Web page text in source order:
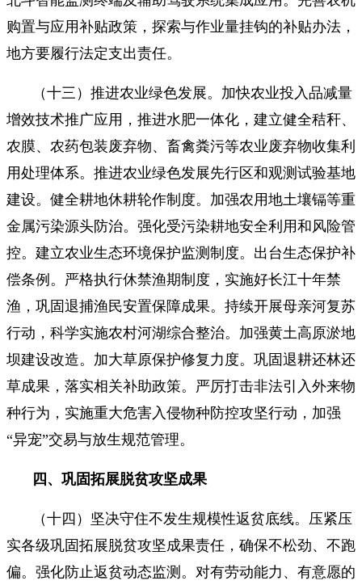
购置与应用补贴政策，探索与作业量挂钩的补贴办法，
地方要履行法定支出责任。
（十三）推进农业绿色发展。加快农业投入品减量
增效技术推广应用，推进水肥一体化，建立健全秸秆、
农膜、农药包装废弃物、畜禽粪污等农业废弃物收集利
用处理体系。推进农业绿色发展先行区和观测试验基地
建设。健全耕地休耕轮作制度。加强农用地土壤镉等重
金属污染源头防治。强化受污染耕地安全利用和风险管
控。建立农业生态环境保护监测制度。出台生态保护补
偿条例。严格执行休禁渔期制度，实施好长江十年禁
渔，巩固退捕渔民安置保障成果。持续开展母亲河复苏
行动，科学实施农村河湖综合整治。加强黄土高原淤地
坝建设改造。加大草原保护修复力度。巩固退耕还林还
草成果，落实相关补助政策。严厉打击非法引入外来物
种行为，实施重大危害入侵物种防控攻坚行动，加强
“异宠”交易与放生规范管理。
四、巩固拓展脱贫攻坚成果
（十四）坚决守住不发生规模性返贫底线。压紧压
实各级巩固拓展脱贫攻坚成果责任，确保不松劲、不跑
偏。强化防止返贫动态监测。对有劳动能力、有意愿的